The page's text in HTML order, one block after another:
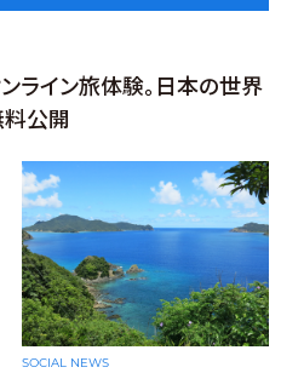
ライン旅体験。日本の世界
公開
SOCIAL NEWS